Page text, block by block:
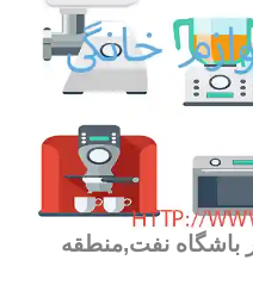
باشگاه نفت,منطقه